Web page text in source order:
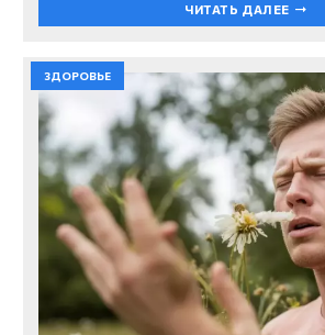
ЧИТАТЬ ДАЛЕЕ
ЗДОРОВЬЕ